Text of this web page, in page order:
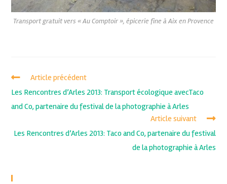
Transport gratuit vers « Au Comptoir », épicerie fine à Aix en Provence
Article précédent
Les Rencontres d’Arles 2013: Transport écologique avecTaco
and Co, partenaire du festival de la photographie à Arles
Article suivant
Les Rencontres d’Arles 2013: Taco and Co, partenaire du festival
de la photographie à Arles